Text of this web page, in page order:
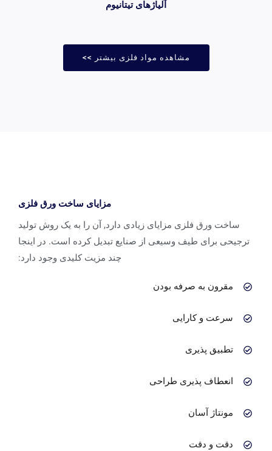
آلیاژهای تیتانیوم
مشاهده مواد فلزی بیشتر >>
مزایای ساخت ورق فلزی
ساخت ورق فلزی مزایای زیادی دارد, آن را به یک روش تولید
ترجیحی برای طیف وسیعی از صنایع تبدیل کرده است. در اینجا
چند مزیت کلیدی وجود دارد:
مقرون به صرفه بودن
سرعت و کارایی
تطبیق پذیری
انعطاف پذیری طراحی
مونتاژ آسان
دقت و دقت